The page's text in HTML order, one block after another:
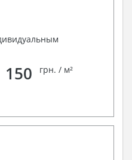
150 грн. / м²